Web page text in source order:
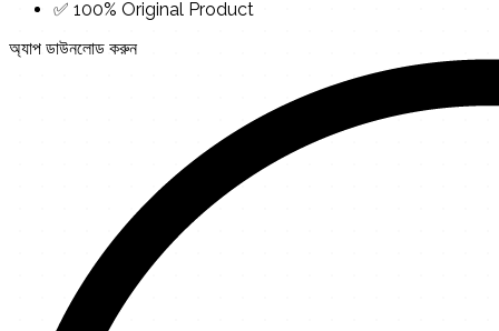
✅ 100% Original Product
অ্যাপ ডাউনলোড করুন